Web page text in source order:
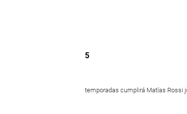
5
temporadas cumplirá Matías Rossi